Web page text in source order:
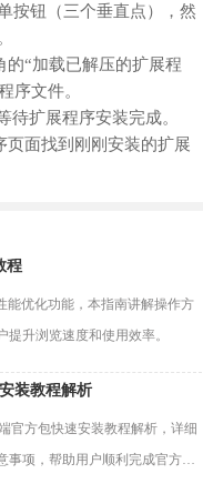
按钮（三个垂直点），然
的“加载已解压的扩展程
序文件。
待扩展程序安装完成。
页面找到刚刚安装的扩展
程
能优化功能，本指南讲解操作方
提升浏览速度和使用效率。
装教程解析
官方包快速安装教程解析，详细
事项，帮助用户顺利完成官方版